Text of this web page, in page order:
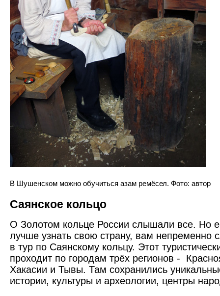
В Шушенском можно обучиться азам ремёсел. Фото: автор
Саянское кольцо
О Золотом кольце России слышали все. Но
лучше узнать свою страну, вам непременно
в тур по Саянскому кольцу. Этот
проходит по городам трёх регионов -
Хакасии и Тывы. Там сохранились
истории, культуры и археологии, центры